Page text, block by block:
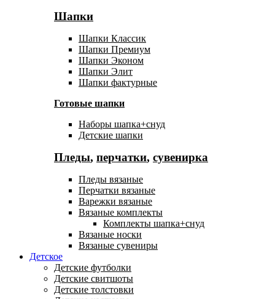
Шапки
Шапки Классик
Шапки Премиум
Шапки Эконом
Шапки Элит
Шапки фактурные
Готовые шапки
Наборы шапка+снуд
Детские шапки
Пледы, перчатки, сувенирка
Пледы вязаные
Перчатки вязаные
Варежки вязаные
Вязаные комплекты
Комплекты шапка+снуд
Вязаные носки
Вязаные сувениры
Детское
Детские футболки
Детские свитшоты
Детские толстовки